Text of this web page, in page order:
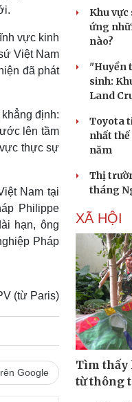
vực kinh
Việt Nam
đã phát
định:
lên tầm
thực sự
Nam tại
Philippe
hạn, ông
Pháp
(từ Paris)
Google
Khu vực
ứng
nào?
"Huyền
sinh:
Land
Toyota
nhất
năm
Thị
tháng
XÃ HỘI
Tìm thấy
từ thông